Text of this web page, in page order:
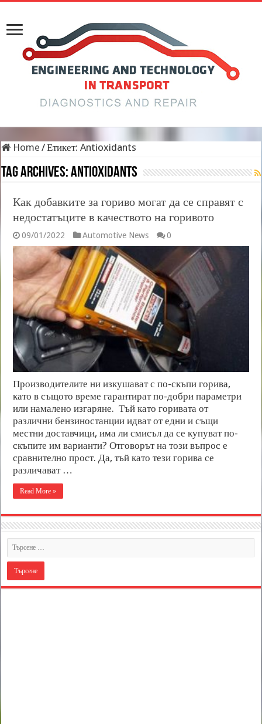
Home /Етикет:Antioxidants
Tag Archives:Antioxidants
Как добавките за гориво могат да се справят с
недостатъците в качеството на горивото
09/01/2022 Automotive News 0
Производителите ни изкушават с по-скъпи горива,
като в същото време гарантират по-добри параметри
или намалено изгаряне. Тъй като горивата от
различни бензиностанции идват от едни и същи
местни доставчици, има ли смисъл да се купуват по-
скъпите им варианти? Отговорът на този въпрос е
сравнително прост. Да, тъй като тези горива се
различават …
Read More »